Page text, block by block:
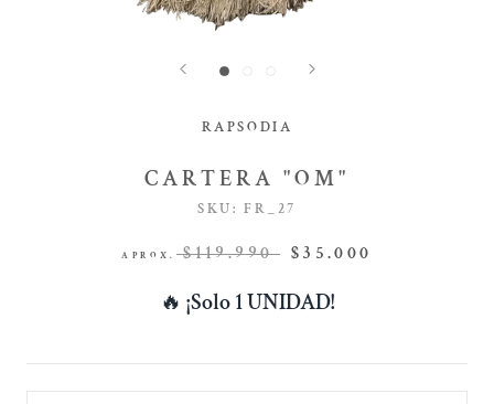
RAPSODIA
CARTERA "OM"
SKU: FR_27
APROX. $119.990 $35.000
🔥 ¡Solo 1 UNIDAD!